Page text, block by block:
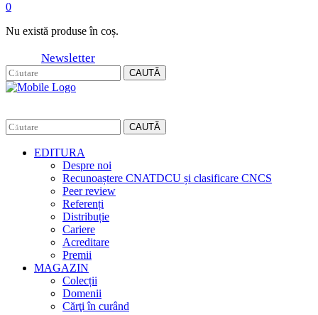
0
Nu există produse în coș.
Newsletter
CAUTĂ
CAUTĂ
EDITURA
Despre noi
Recunoaștere CNATDCU și clasificare CNCS
Peer review
Referenți
Distribuție
Cariere
Acreditare
Premii
MAGAZIN
Colecții
Domenii
Cărţi în curând